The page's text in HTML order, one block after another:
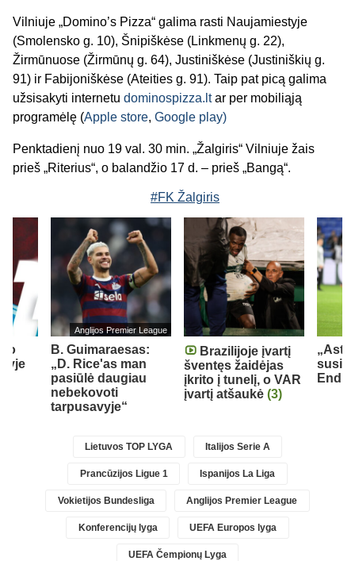
Vilniuje „Domino’s Pizza“ galima rasti Naujamiestyje
(Smolensko g. 10), Šnipiškėse (Linkmenų g. 22),
Žirmūnuose (Žirmūnų g. 64), Justiniškėse (Justiniškių g.
91) ir Fabijoniškėse (Ateities g. 91). Taip pat picą galima
užsisakyti internetu dominospizza.ltar per mobiliąją
programėlę (Apple store, Google play)
Penktadienį nuo 19 val. 30 min. „Žalgiris“ Vilniuje žais
prieš „Riterius“, o balandžio 17 d. – prieš „Bangą“.
#FK Žalgiris
Anglijos Premier League
B. Guimaraesas:
„D. Rice'as man
pasiūlė daugiau
nebekovoti
tarpusavyje“
Brazilijoje įvartį
šventęs žaidėjas
įkrito į tunelį, o VAR
įvartį atšaukė (3)
Lietuvos TOP LYGA Italijos Serie A
Prancūzijos Ligue 1 Ispanijos La Liga
Vokietijos Bundesliga Anglijos Premier League
Konferencijų lyga UEFA Europos lyga
UEFA Čempionų Lyga